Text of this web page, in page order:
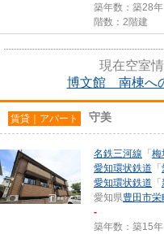
築年数：築28年
階数：2階建
現在空室
博文館 南棟へ
賃貸｜アパート 守美
名鉄三河線 「 梅
愛知環状鉄道 「
愛知環状鉄道 「
愛知県豊田市栄
-
築年数：築15年